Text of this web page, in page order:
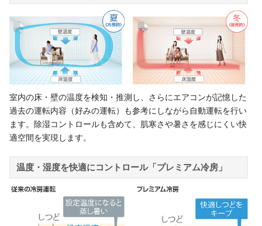
室内の床・壁の温度を検知・推測し、さらにエアコンが記憶した
過去の運転内容（好みの運転）も参考にしながら自動運転を行い
ます。除湿コントロールも含めて、肌寒さや暑さを感じにくい快
適空間を実現します。
温度・湿度を快適にコントロール「プレミアム冷房」